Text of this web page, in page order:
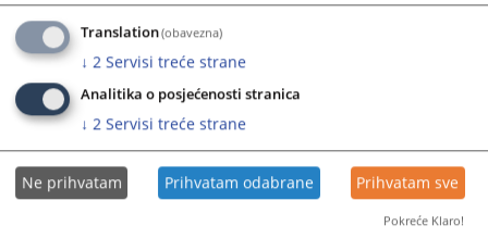
Translation(obavezna)
↓ 2 Servisi treće strane
Analitika o posjećenosti stranica
↓ 2 Servisi treće strane
Ne prihvatam Prihvatam odabrane Prihvatam sve
Pokreće Klaro!